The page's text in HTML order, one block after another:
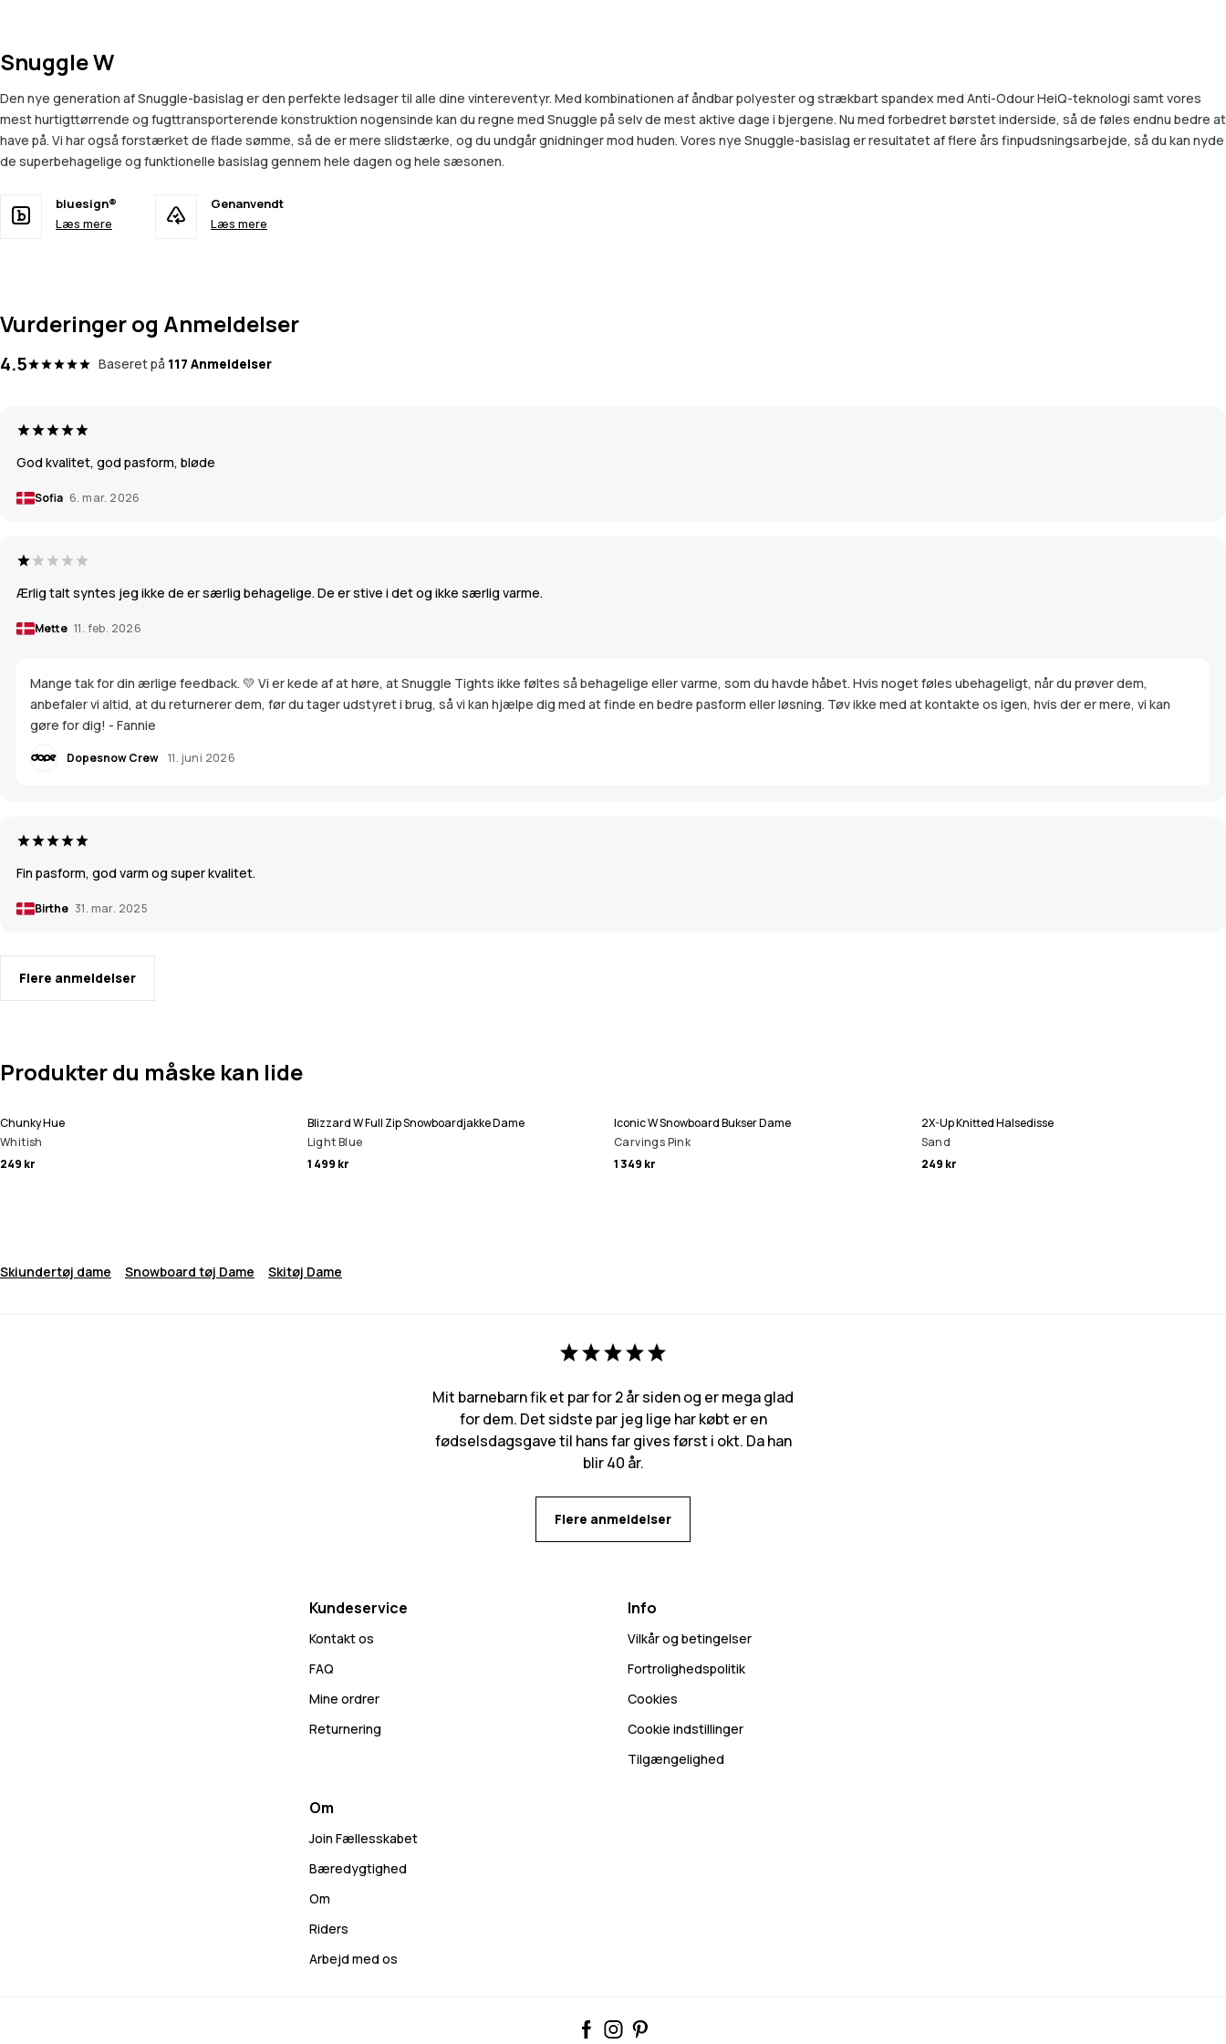
Snuggle W
Den nye generation af Snuggle-basislag er den perfekte ledsager til alle dine vintereventyr. Med kombinationen af åndbar polyester og strækbart spandex med Anti-Odour HeiQ-teknologi samt vores
mest hurtigttørrende og fugttransporterende konstruktion nogensinde kan du regne med Snuggle på selv de mest aktive dage i bjergene. Nu med forbedret børstet inderside, så de føles endnu bedre at
have på. Vi har også forstærket de flade sømme, så de er mere slidstærke, og du undgår gnidninger mod huden. Vores nye Snuggle-basislag er resultatet af flere års finpudsningsarbejde, så du kan nyde
de superbehagelige og funktionelle basislag gennem hele dagen og hele sæsonen.
bluesign®
Læs mere
Genanvendt
Læs mere
Vurderinger og Anmeldelser
4.5 Baseret på 117 Anmeldelser
God kvalitet, god pasform, bløde
Sofia 6. mar. 2026
Ærlig talt syntes jeg ikke de er særlig behagelige. De er stive i det og ikke særlig varme.
Mette 11. feb. 2026
Mange tak for din ærlige feedback. 💛 Vi er kede af at høre, at Snuggle Tights ikke føltes så behagelige eller varme, som du havde håbet. Hvis noget føles ubehageligt, når du prøver dem,
anbefaler vi altid, at du returnerer dem, før du tager udstyret i brug, så vi kan hjælpe dig med at finde en bedre pasform eller løsning. Tøv ikke med at kontakte os igen, hvis der er mere, vi kan
gøre for dig! - Fannie
Dopesnow Crew 11. juni 2026
Fin pasform, god varm og super kvalitet.
Birthe 31. mar. 2025
Flere anmeldelser
Produkter du måske kan lide
Chunky Hue
Whitish
249 kr
Blizzard W Full Zip Snowboardjakke Dame
Light Blue
1 499 kr
Iconic W Snowboard Bukser Dame
Carvings Pink
1 349 kr
2X-Up Knitted Halsedisse
Sand
249 kr
Skiundertøj dame Snowboard tøj Dame Skitøj Dame
Mit barnebarn fik et par for 2 år siden og er mega glad
for dem. Det sidste par jeg lige har købt er en
fødselsdagsgave til hans far gives først i okt. Da han
blir 40 år.
Flere anmeldelser
Kundeservice
Kontakt os
FAQ
Mine ordrer
Returnering
Info
Vilkår og betingelser
Fortrolighedspolitik
Cookies
Cookie indstillinger
Tilgængelighed
Om
Join Fællesskabet
Bæredygtighed
Om
Riders
Arbejd med os